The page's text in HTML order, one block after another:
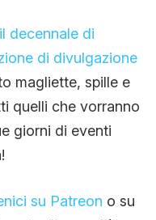
decennale di
di divulgazione
magliette, spille e
quelli che vorranno
giorni di eventi
su Patreon o su